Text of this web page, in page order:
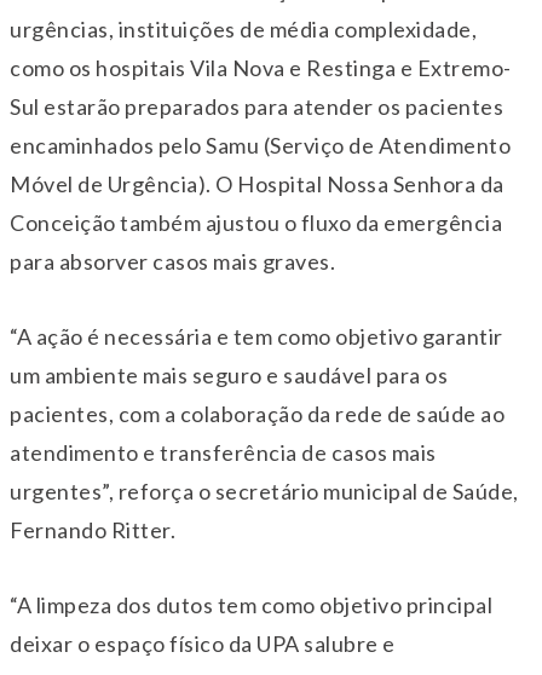
urgências, instituições de média complexidade,
como os hospitais Vila Nova e Restinga e Extremo-
Sul estarão preparados para atender os pacientes
encaminhados pelo Samu (Serviço de Atendimento
Móvel de Urgência). O Hospital Nossa Senhora da
Conceição também ajustou o fluxo da emergência
para absorver casos mais graves.
“A ação é necessária e tem como objetivo garantir
um ambiente mais seguro e saudável para os
pacientes, com a colaboração da rede de saúde ao
atendimento e transferência de casos mais
urgentes”, reforça o secretário municipal de Saúde,
Fernando Ritter.
“A limpeza dos dutos tem como objetivo principal
deixar o espaço físico da UPA salubre e